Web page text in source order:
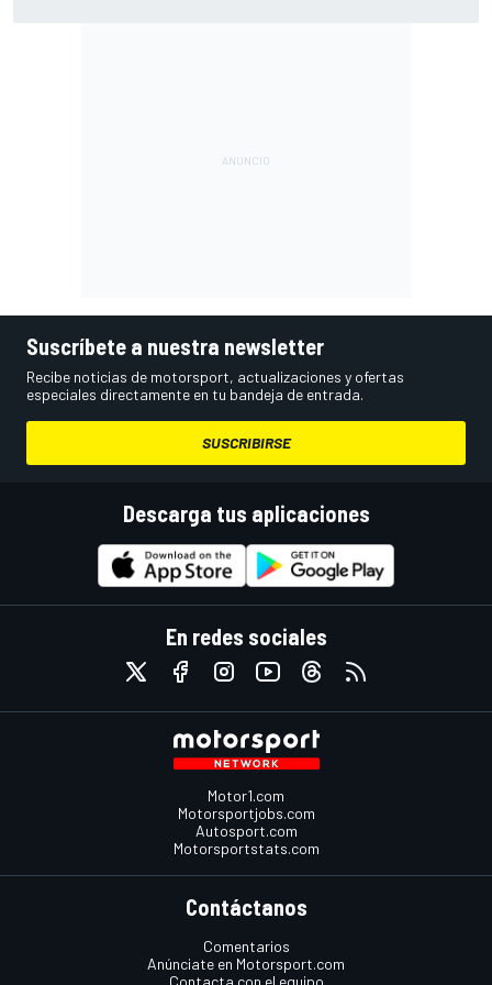
Suscríbete a nuestra newsletter
Recibe noticias de motorsport, actualizaciones y ofertas
especiales directamente en tu bandeja de entrada.
SUSCRIBIRSE
Descarga tus aplicaciones
En redes sociales
Motor1.com
Motorsportjobs.com
Autosport.com
Motorsportstats.com
Contáctanos
Comentarios
Anúnciate en Motorsport.com